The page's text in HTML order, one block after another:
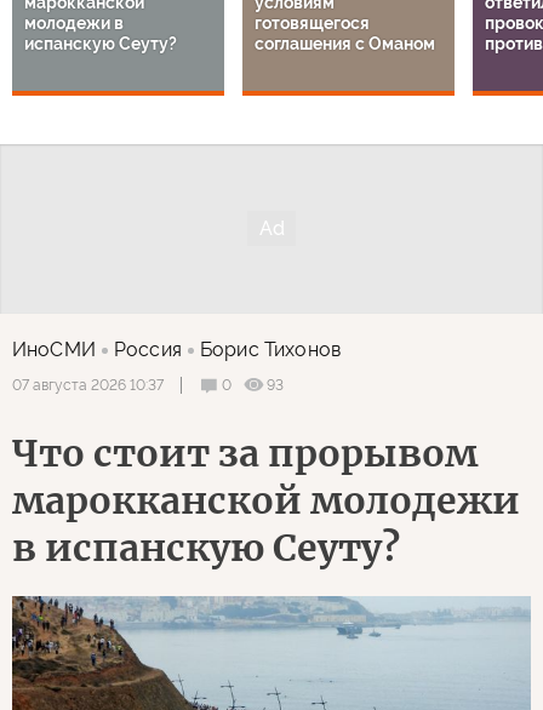
молодежи в
испанскую Сеуту?
готовящегося
соглашения с Оманом
ИноСМИ Россия Борис Тихонов
07 августа 2026 10:37 0 93
Что стоит за прорывом
марокканской молодежи
в испанскую Сеуту?